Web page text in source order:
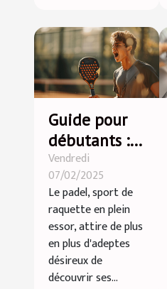
Guide pour
débutants :
Premiers pas
dans le
monde du
padel
Vendredi
07/02/2025
Le padel, sport de
raquette en plein
essor, attire de plus
en plus d'adeptes
désireux de
découvrir ses...